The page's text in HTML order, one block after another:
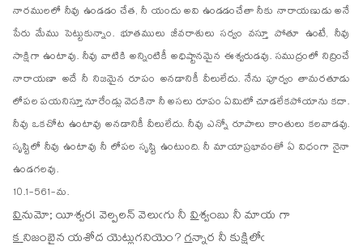
నారములలో నీవు ఉండడం చేత, నీ యందు అవి ఉండడంచేతా నీకు నారాయణుడు అనే
పేరు మేము పెట్టుకున్నాం. భూతములు జీవరాశులు సర్వం వస్తూ పోతూ ఉంటే, నీవు
సాక్షిగా ఉంటావు. నీవు వాటికి అన్నింటికీ అధిష్టానమైన ఈశ్వరుడవు. సముద్రంలో నిద్రించే
నారాయణా అదే నీ నిజమైన రూపం అనడానికీ వీలులేదు. నేను పూర్వం తామరతూడు
లోపల పయనిస్తూ నూరేండ్లు వెదకినా నీ అసలు రూపం ఏమిటో చూడలేకపోయాను కదా.
నీవు ఒకచోట ఉంటావు అనడానికీ వీలులేదు. నీవు ఎన్నో రూపాలు కాంతులు కలవాడవు.
సృష్టిలో నీవు ఉంటావు నీ లోపల సృష్టి ఉంటుంది. నీ మాయాప్రభావంతో ఏ విధంగా నైనా
ఉండగలవు.
10.1-561-మ.
వినుమో; యీశ్వర! వెల్పలన్ వెలుఁగు నీవిశ్వంబు నీ మాయ గా
కనిజంబైన యశోద యెట్లుగనియెం?గన్నార నీ కుక్షిలోఁ